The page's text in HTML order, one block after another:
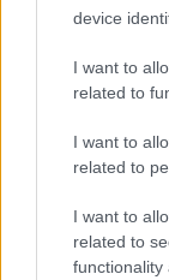
device
I want to
related to
I want to
related to
I want to
related to
functionality
tartottak
egyesület
leszbikusok,
elmondta,